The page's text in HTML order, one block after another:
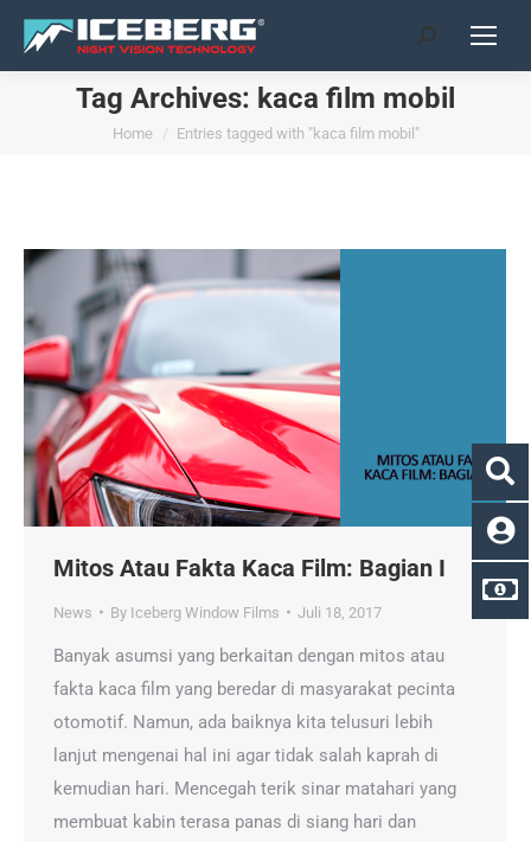
Search:
Tag Archives: kaca film mobil
You are here:
Home Entries tagged with "kaca film mobil"
Mitos Atau Fakta Kaca Film: Bagian I
News By Iceberg Window Films Juli 18, 2017
Banyak asumsi yang berkaitan dengan mitos atau
fakta kaca film yang beredar di masyarakat pecinta
otomotif. Namun, ada baiknya kita telusuri lebih
lanjut mengenai hal ini agar tidak salah kaprah di
kemudian hari. Mencegah terik sinar matahari yang
membuat kabin terasa panas di siang hari dan